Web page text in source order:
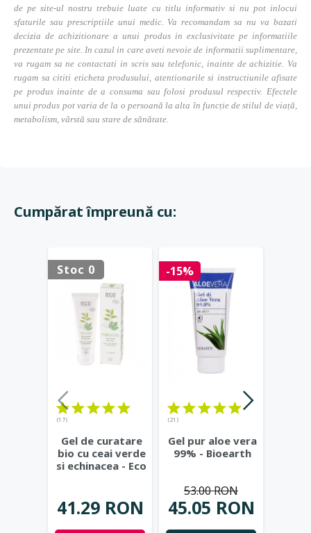
de pe site-ul nostru trebuie luate cu titlu informativ si nu pot inlocui
sfaturile sau prescriptiile unui medic. Va recomandam sa nu va bazati
decizia de achizitionare a unui produs in exclusivitate pe informatiile
prezentate pe site. In cazul in care aveti nevoie de informatii suplimentare,
va rugam sa ne contactati in scris sau telefonic, inainte de achizitie. Va
rugam sa cititi eticheta produsului, atentionarile si instructiunile afisate
pe produs inainte de a consuma sau folosi produsul respectiv. Efectele
unui produs pot varia de la o persoană la alta în funcție de stilul de viață,
metabolism, vârstă sau stare de sănătate.
Cumpărat împreună cu:
Stoc 0
(17)
Gel de curatare
bio cu ceai verde
si echinacea - Eco
41.29 RON
-15%
(21)
Gel pur aloe vera
99% - Bioearth
45.05 RON
53.00 RON